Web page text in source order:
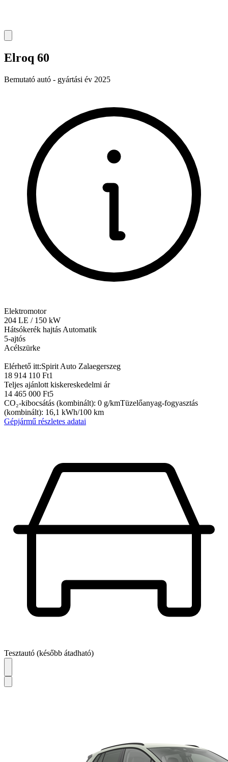
Elroq 60
Bemutató autó - gyártási év 2025
Elektromotor
204 LE / 150 kW
Hátsókerék hajtás Automatik
5-ajtós
Acélszürke
Elérhető itt:Spirit Auto Zalaegerszeg
18 914 110 Ft1
Teljes ajánlott kiskereskedelmi ár
14 465 000 Ft5
CO₂-kibocsátás (kombinált): 0 g/kmTüzelőanyag-fogyasztás
(kombinált): 16,1 kWh/100 km
Gépjármű részletes adatai
Tesztautó (később átadható)